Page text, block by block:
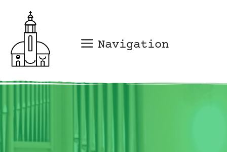
springen
Navigation